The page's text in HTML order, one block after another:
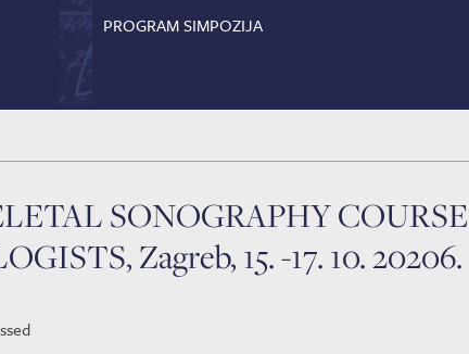
PROGRAM SIMPOZIJA
SONOGRAPHY COURSE
Zagreb, 15. -17. 10. 20206.